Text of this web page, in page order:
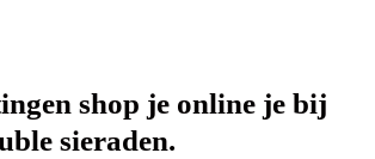
shop je online je bij
sieraden.